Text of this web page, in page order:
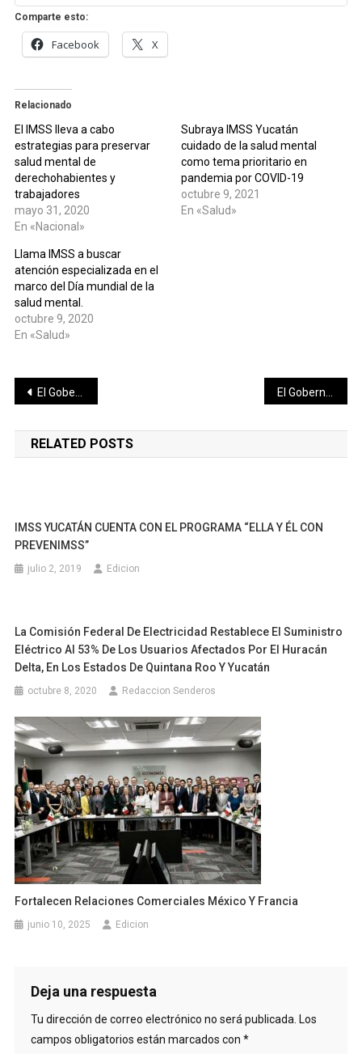
Comparte esto:
Facebook X
Relacionado
El IMSS lleva a cabo
estrategias para preservar
salud mental de
derechohabientes y
trabajadores
mayo 31, 2020
En «Nacional»
Subraya IMSS Yucatán
cuidado de la salud mental
como tema prioritario en
pandemia por COVID-19
octubre 9, 2021
En «Salud»
Llama IMSS a buscar
atención especializada en el
marco del Día mundial de la
salud mental.
octubre 9, 2020
En «Salud»
Navegación
de
entradas
El Gobernador Mauricio Vila Dosal dio el banderazo de inicio de la Campaña Emergente de Descacharrización 2020
RELATED POSTS
IMSS YUCATÁN CUENTA CON EL PROGRAMA “ELLA Y ÉL CON
PREVENIMSS”
julio 2, 2019 Edicion
La Comisión Federal De Electricidad Restablece El Suministro
Eléctrico Al 53% De Los Usuarios Afectados Por El Huracán
Delta, En Los Estados De Quintana Roo Y Yucatán
octubre 8, 2020 Redaccion Senderos
Fortalecen Relaciones Comerciales México Y Francia
junio 10, 2025 Edicion
Deja una respuesta
Tu dirección de correo electrónico no será publicada. Los
campos obligatorios están marcados con *